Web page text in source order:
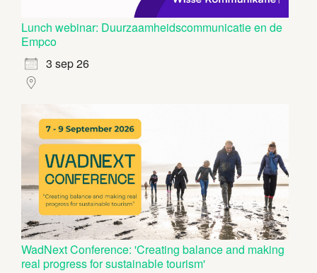
Lunch webinar: Duurzaamheidscommunicatie en de
Empco
3 sep 26
WadNext Conference: 'Creating balance and making
real progress for sustainable tourism'